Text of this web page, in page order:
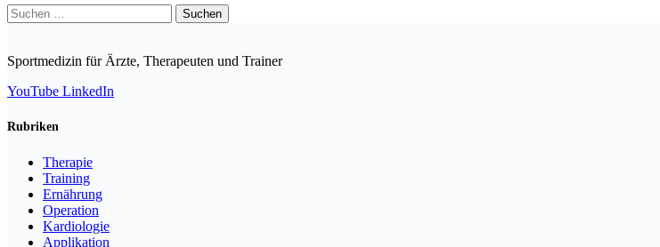
Suchen
nach:
Sportmedizin für Ärzte, Therapeuten und Trainer
YouTube LinkedIn
Rubriken
Therapie
Training
Ernährung
Operation
Kardiologie
Applikation